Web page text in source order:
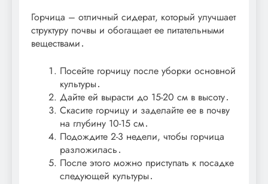
Горчица – отличный сидерат, который улучшает
структуру почвы и обогащает ее питательными
веществами․
Посейте горчицу после уборки основной
культуры․
Дайте ей вырасти до 15-20 см в высоту․
Скасите горчицу и заделайте ее в почву
на глубину 10-15 см․
Подождите 2-3 недели, чтобы горчица
разложилась․
После этого можно приступать к посадке
следующей культуры․